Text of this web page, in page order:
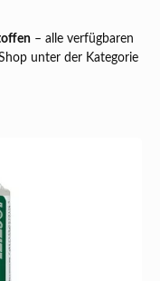
– alle verfügbaren
unter der Kategorie